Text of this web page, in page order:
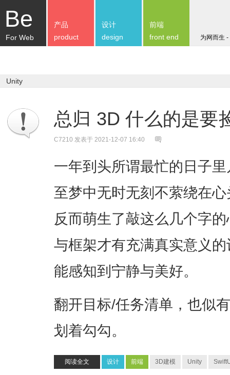
Be
For Web 为网而生
产品
product
设计
design
前端
front end
Unity
总归 3D 什么的是要
C7210 发表于 2021-12-07 16:40
一年到头所谓最忙的日子
至梦中无时无刻不萦绕在
反而萌生了敲这么几个字
与框架才有充满真实意义
能感知到宁静与美好。
翻开目标/任务清单，也似
划着勾勾。
阅读全文 设计 前端 3D建模 Unity